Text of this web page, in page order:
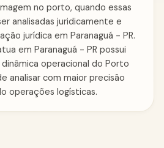
no porto, quando essas
analisadas juridicamente e
jurídica em Paranaguá - PR.
em Paranaguá - PR possui
operacional do Porto
analisar com maior precisão
operações logísticas.